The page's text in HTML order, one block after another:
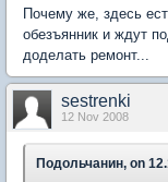
Почему же, здесь
обезъянник и ждут
доделать ремонт...
sestrenki
12 Nov 2008
Подольчанин, on